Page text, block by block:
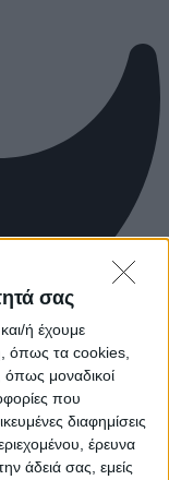
σας
ή έχουμε
όπως τα cookies,
όπως μοναδικοί
που
διαφημίσεις
έρευνα
άδειά σας, εμείς